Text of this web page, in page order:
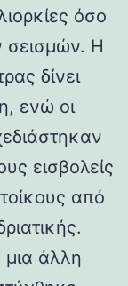
όσο
σεισμών. Η
δίνει
ενώ οι
εισβολείς
από
μια άλλη